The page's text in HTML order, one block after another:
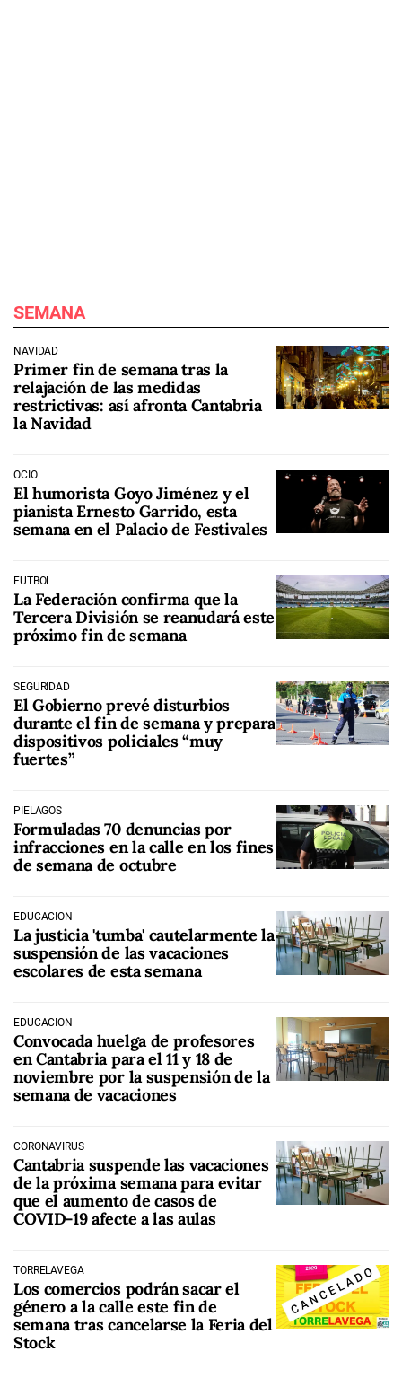
SEMANA
NAVIDAD
Primer fin de semana tras la
relajación de las medidas
restrictivas: así afronta Cantabria
la Navidad
OCIO
El humorista Goyo Jiménez y el
pianista Ernesto Garrido, esta
semana en el Palacio de Festivales
FÚTBOL
La Federación confirma que la
Tercera División se reanudará este
próximo fin de semana
SEGURIDAD
El Gobierno prevé disturbios
durante el fin de semana y prepara
dispositivos policiales “muy
fuertes”
PIÉLAGOS
Formuladas 70 denuncias por
infracciones en la calle en los fines
de semana de octubre
EDUCACIÓN
La justicia 'tumba' cautelarmente la
suspensión de las vacaciones
escolares de esta semana
EDUCACIÓN
Convocada huelga de profesores
en Cantabria para el 11 y 18 de
noviembre por la suspensión de la
semana de vacaciones
CORONAVIRUS
Cantabria suspende las vacaciones
de la próxima semana para evitar
que el aumento de casos de
COVID-19 afecte a las aulas
TORRELAVEGA
Los comercios podrán sacar el
género a la calle este fin de
semana tras cancelarse la Feria del
Stock